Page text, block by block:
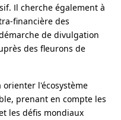
Il cherche également à
financière des
de divulgation
des fleurons de
orienter l'écosystème
prenant en compte les
les défis mondiaux